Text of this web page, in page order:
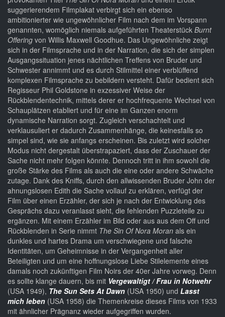
suggerierendem Filmplakat verbirgt sich ein ebenso
ambitionierter wie ungewöhnlicher Film nach dem im Vorspann
genannten, womöglich niemals aufgeführten Theaterstück Burnt
Offering von Willis Maxwell Goodhue. Das Ungewöhnliche zeigt
sich in der Filmsprache und in der Narration, die sich der simplen
Ausgangssituation jenes nächtlichen Treffens von Bruder und
Schwester annimmt und es durch Stilmittel einer verblüffend
komplexen Filmsprache zu bebildern versteht. Dafür bedient sich
Regisseur Phil Goldstone in exzessiver Weise der
Rückblendentechnik, mittels derer er hochfrequente Wechsel von
Schauplätzen etabliert und für eine im Ganzen enorm
dynamische Narration sorgt. Zugleich verschachtelt und
verklausuliert er dadurch Zusammenhänge, die keinesfalls so
simpel sind, wie sie anfangs erscheinen. Bis zuletzt wird solcher
Modus nicht dergestalt überstrapaziert, dass der Zuschauer der
Sache nicht mehr folgen könnte. Dennoch tritt in ihm sowohl die
große Stärke des Films als auch die eine oder andere Schwäche
zutage. Dank des Kniffs, durch den allwissenden Bruder John der
ahnungslosen Edith die Sache vollauf zu erklären, verfügt der
Film über einen Erzähler, der sich je nach der Entwicklung des
Gesprächs dazu veranlasst sieht, die fehlenden Puzzleteile zu
ergänzen. Mit einem Erzähler im Bild oder aus aus dem Off und
Rückblenden in Serie nimmt The Sin Of Nora Moran als ein
dunkles und hartes Drama um verschwiegene und falsche
Identitäten, um Geheimnisse in der Vergangenheit aller
Beteiligten und um eine hoffnungslose Liebe Stilelemente eines
damals noch zukünftigen Film Noirs der 40er Jahre vorweg. Denn
es sollte klange dauern, bis mit Vergewaltigt / Frau in Notwehr
(USA 1949), The Sun Sets At Dawn (USA 1950) und Lasst
mich leben (USA 1958) die Themenkreise dieses Films von 1933
mit ähnlicher Prägnanz wieder aufgegriffen wurden.